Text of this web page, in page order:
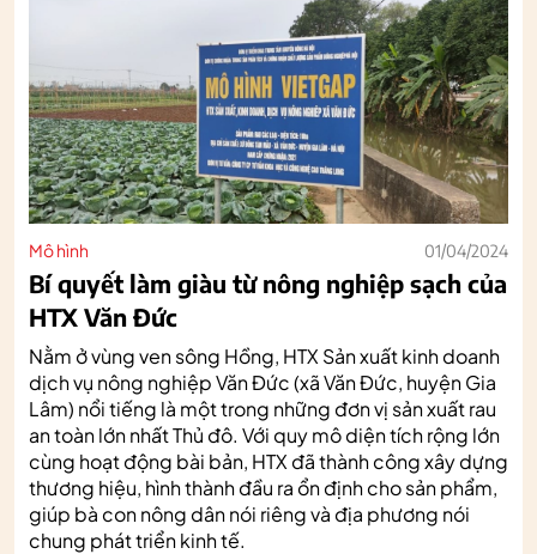
Mô hình 01/04/2024
Bí quyết làm giàu từ nông nghiệp sạch của
HTX Văn Đức
Nằm ở vùng ven sông Hồng, HTX Sản xuất kinh doanh
dịch vụ nông nghiệp Văn Đức (xã Văn Đức, huyện Gia
Lâm) nổi tiếng là một trong những đơn vị sản xuất rau
an toàn lớn nhất Thủ đô. Với quy mô diện tích rộng lớn
cùng hoạt động bài bản, HTX đã thành công xây dựng
thương hiệu, hình thành đầu ra ổn định cho sản phẩm,
giúp bà con nông dân nói riêng và địa phương nói
chung phát triển kinh tế.